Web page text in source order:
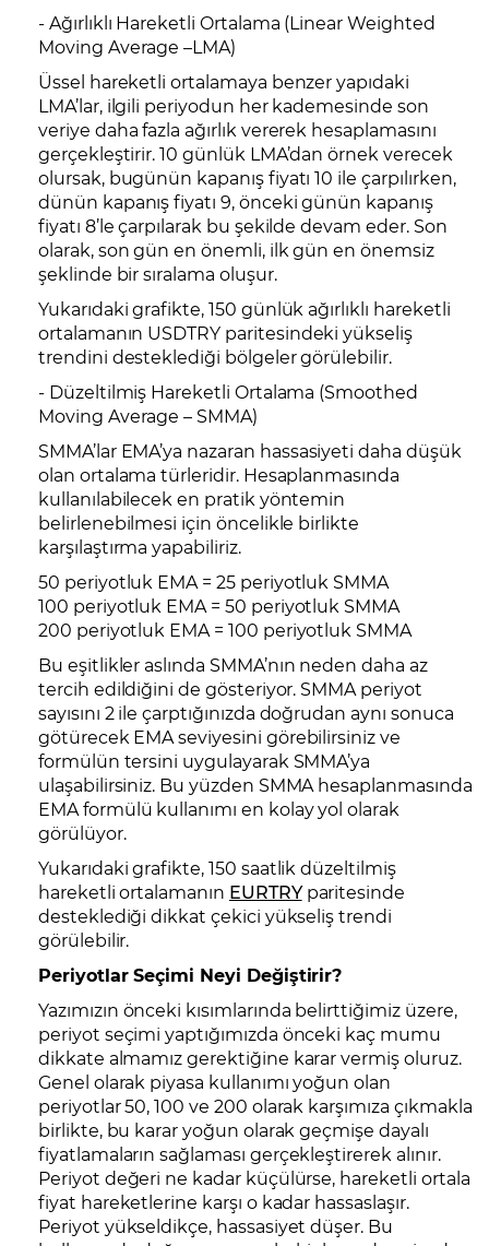
- Ağırlıklı Hareketli Ortalama (Linear Weighted
Moving Average –LMA)
Üssel hareketli ortalamaya benzer yapıdaki
LMA’lar, ilgili periyodun her kademesinde son
veriye daha fazla ağırlık vererek hesaplamasını
gerçekleştirir. 10 günlük LMA’dan örnek verecek
olursak, bugünün kapanış fiyatı 10 ile çarpılırken,
dünün kapanış fiyatı 9, önceki günün kapanış
fiyatı 8’le çarpılarak bu şekilde devam eder. Son
olarak, son gün en önemli, ilk gün en önemsiz
şeklinde bir sıralama oluşur.
Yukarıdaki grafikte, 150 günlük ağırlıklı hareketli
ortalamanın USDTRY paritesindeki yükseliş
trendini desteklediği bölgeler görülebilir.
- Düzeltilmiş Hareketli Ortalama (Smoothed
Moving Average – SMMA)
SMMA’lar EMA’ya nazaran hassasiyeti daha düşük
olan ortalama türleridir. Hesaplanmasında
kullanılabilecek en pratik yöntemin
belirlenebilmesi için öncelikle birlikte
karşılaştırma yapabiliriz.
50 periyotluk EMA = 25 periyotluk SMMA
100 periyotluk EMA = 50 periyotluk SMMA
200 periyotluk EMA = 100 periyotluk SMMA
Bu eşitlikler aslında SMMA’nın neden daha az
tercih edildiğini de gösteriyor. SMMA periyot
sayısını 2 ile çarptığınızda doğrudan aynı sonuca
götürecek EMA seviyesini görebilirsiniz ve
formülün tersini uygulayarak SMMA’ya
ulaşabilirsiniz. Bu yüzden SMMA hesaplanmasında
EMA formülü kullanımı en kolay yol olarak
görülüyor.
Yukarıdaki grafikte, 150 saatlik düzeltilmiş
hareketli ortalamanın EURTRYparitesinde
desteklediği dikkat çekici yükseliş trendi
görülebilir.
Periyotlar Seçimi Neyi Değiştirir?
Yazımızın önceki kısımlarında belirttiğimiz üzere,
periyot seçimi yaptığımızda önceki kaç mumu
dikkate almamız gerektiğine karar vermiş oluruz.
Genel olarak piyasa kullanımı yoğun olan
periyotlar 50, 100 ve 200 olarak karşımıza çıkmakla
birlikte, bu karar yoğun olarak geçmişe dayalı
fiyatlamaların sağlaması gerçekleştirerek alınır.
Periyot değeri ne kadar küçülürse, hareketli ortala
fiyat hareketlerine karşı o kadar hassaslaşır.
Periyot yükseldikçe, hassasiyet düşer. Bu